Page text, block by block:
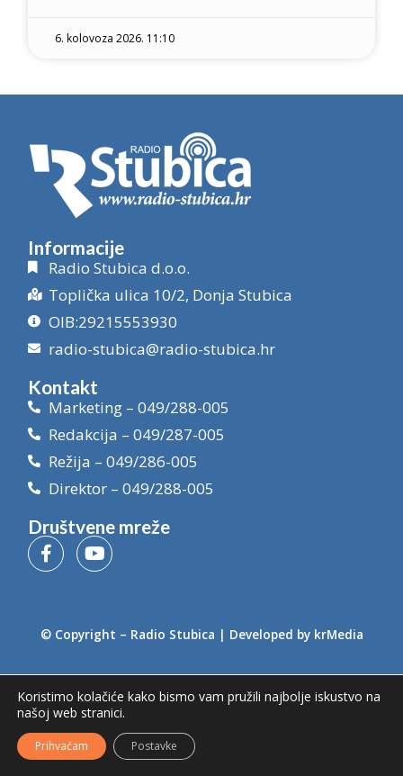
6. kolovoza 2026. 11:10
Informacije
Radio Stubica d.o.o.
Toplička ulica 10/2, Donja Stubica
OIB:29215553930
radio-stubica@radio-stubica.hr
Kontakt
Marketing – 049/288-005
Redakcija – 049/287-005
Režija – 049/286-005
Direktor – 049/288-005
Društvene mreže
© Copyright – Radio Stubica | Developed by krMedia
Koristimo kolačiće kako bismo vam pružili najbolje iskustvo na
našoj web stranici.
Prihvaćam Postavke